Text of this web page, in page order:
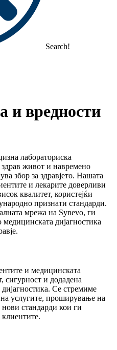
Search!
и вредности
лабораториска
здрав живот и навремено
збор за здравјето. Нашата
и лекарите доверливи
квалитет, користејќи
признати стандарди.
мрежа на Synevo, ги
дијагностика
и медицинската
сигурност и додадена
Се стремиме
услугите, проширување на
стандарди кои ги